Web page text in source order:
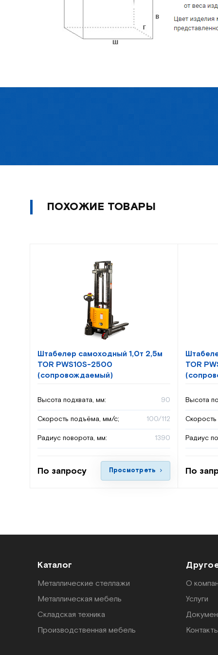
ПОХОЖИЕ ТОВАРЫ
Штабелер самоходный 1,0т 2,5м
TOR PWS10S-2500
(сопровождаемый)
Высота подхвата, мм: 90
Скорость подъёма, мм/с; 100/112
Радиус поворота, мм: 1390
По запросу Просмотреть
TOR
Высота
Радиус
По
Каталог
Металлические стеллажи
Металлическая мебель
Складская техника
Производственная мебель
О
Услуги